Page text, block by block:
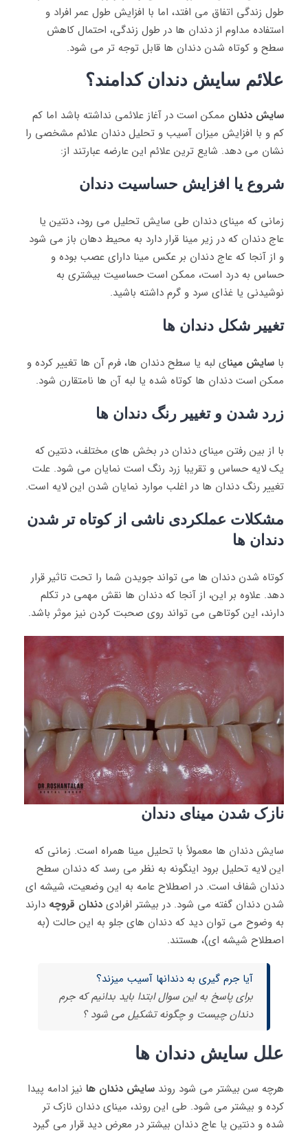
طول زندگی اتفاق می ‌افتد، اما با افزایش طول عمر افراد و
استفاده مداوم از دندان‌ ها در طول زندگی، احتمال کاهش
سطح و کوتاه شدن دندان‌ ها قابل توجه ‌تر می ‌شود.
علائم سایش دندان کدامند؟
سایش دندان ممکن است در آغاز علائمی نداشته باشد اما کم
کم و با افزایش میزان آسیب و تحلیل دندان علائم مشخصی را
نشان می‌ دهد. شایع‌ ترین علائم این عارضه عبارتند از:
شروع یا افزایش حساسیت دندان
زمانی که مینای دندان طی سایش تحلیل می ‌رود، دنتین یا
عاج دندان که در زیر مینا قرار دارد به محیط دهان باز می‌ شود
و از آنجا که عاج دندان بر عکس مینا دارای عصب بوده و
حساس به درد است، ممکن است حساسیت بیشتری به
نوشیدنی یا غذای سرد و گرم داشته باشید.
تغییر شکل دندان‌ ها
با سایش مینای لبه‌ یا سطح دندان‌ ها، فرم آن ‌ها تغییر کرده و
ممکن است دندان‌ ها کوتاه شده یا لبه آن‌ ها نامتقارن شود.
زرد شدن و تغییر رنگ دندان‌ ها
با از بین رفتن مینای دندان در بخش‌ های مختلف، دنتین که
یک لایه حساس و تقریبا زرد رنگ است نمایان می ‌شود. علت
تغییر رنگ دندان‌ ها در اغلب موارد نمایان شدن این لایه است.
مشکلات عملکردی ناشی از کوتاه ‌تر شدن
دندان‌ ها
کوتاه شدن دندان‌ ها می ‌تواند جویدن شما را تحت تاثیر قرار
دهد. علاوه بر این، از آنجا که دندان‌ ها نقش مهمی در تکلم
دارند، این کوتاهی می ‌تواند روی صحبت کردن نیز موثر باشد.
نازک شدن مینای دندان
سایش دندان‌ ها معمولاً با تحلیل مینا همراه است. زمانی که
این لایه تحلیل برود اینگونه به نظر می ‌رسد که دندان سطح
دندان شفاف است. در اصطلاح عامه به این وضعیت، شیشه ای
شدن دندان گفته می‌ شود. در بیشتر افرادی دندان قروچه دارند
به وضوح می توان دید که دندان‌ های جلو به این حالت (به
اصطلاح شیشه ای)، هستند.
آیا جرم گیری به دندانها آسیب میزند؟
برای پاسخ به این سوال ابتدا باید بدانیم که جرم
دندان چیست و چگونه تشکیل می شود ؟
علل سایش دندان‌ ها
هرچه سن بیشتر می ‌شود روند سایش دندان ‌ها نیز ادامه پیدا
کرده و بیشتر می ‌شود. طی این روند، مینای دندان نازک‌ تر
شده و دنتین یا عاج دندان بیشتر در معرض دید قرار می‌ گیرد